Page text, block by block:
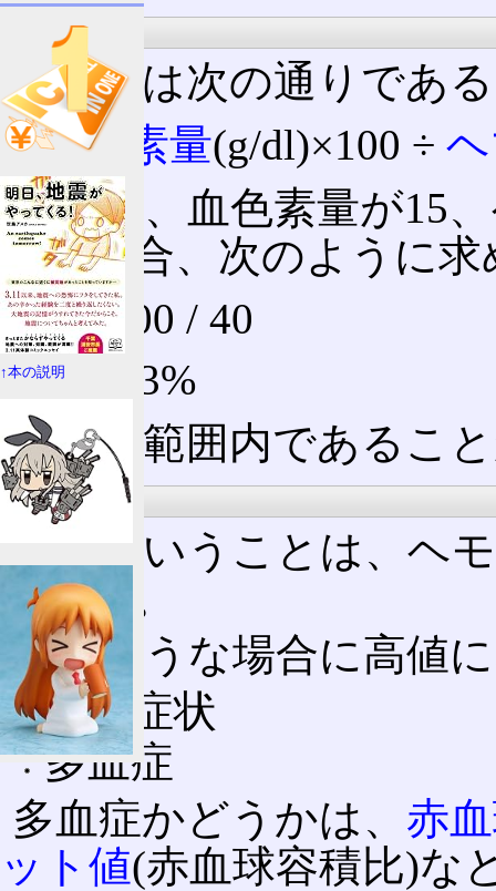
計算法
計算式は次の通りであ
血色素量(g/dl)×100 ÷
例えば、血色素量が15
った場合、次のように
15×100 / 40
約33.3%
正常の範囲内であるこ
高値の場合
高値ということは、ヘ
味する。
次のような場合に高値
脱水症状
多血症
多血症かどうかは、 赤
ット値(赤血球容積比)な
↑本の説明